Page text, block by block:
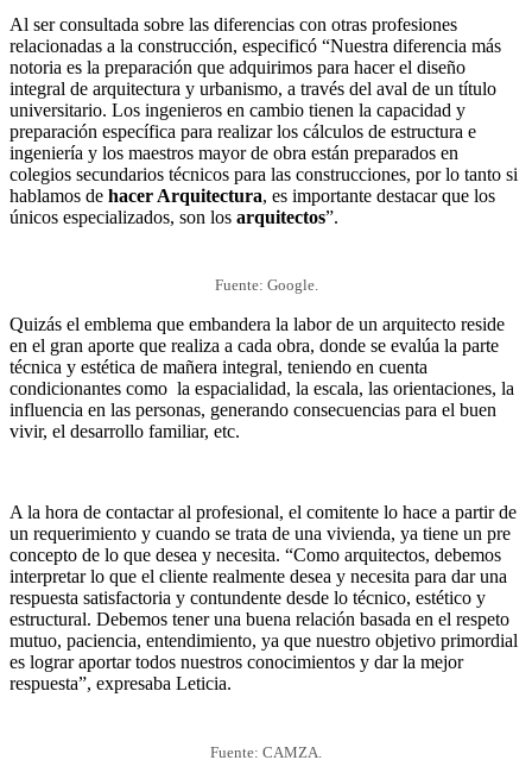
Al ser consultada sobre las diferencias con otras profesiones
relacionadas a la construcción, especificó “Nuestra diferencia más
notoria es la preparación que adquirimos para hacer el diseño
integral de arquitectura y urbanismo, a través del aval de un título
universitario. Los ingenieros en cambio tienen la capacidad y
preparación específica para realizar los cálculos de estructura e
ingeniería y los maestros mayor de obra están preparados en
colegios secundarios técnicos para las construcciones, por lo tanto si
hablamos de hacer Arquitectura, es importante destacar que los
únicos especializados, son los arquitectos”.
Fuente: Google.
Quizás el emblema que embandera la labor de un arquitecto reside
en el gran aporte que realiza a cada obra, donde se evalúa la parte
técnica y estética de mañera integral, teniendo en cuenta
condicionantes como la espacialidad, la escala, las orientaciones, la
influencia en las personas, generando consecuencias para el buen
vivir, el desarrollo familiar, etc.
A la hora de contactar al profesional, el comitente lo hace a partir de
un requerimiento y cuando se trata de una vivienda, ya tiene un pre
concepto de lo que desea y necesita. “Como arquitectos, debemos
interpretar lo que el cliente realmente desea y necesita para dar una
respuesta satisfactoria y contundente desde lo técnico, estético y
estructural. Debemos tener una buena relación basada en el respeto
mutuo, paciencia, entendimiento, ya que nuestro objetivo primordial
es lograr aportar todos nuestros conocimientos y dar la mejor
respuesta”, expresaba Leticia.
Fuente: CAMZA.